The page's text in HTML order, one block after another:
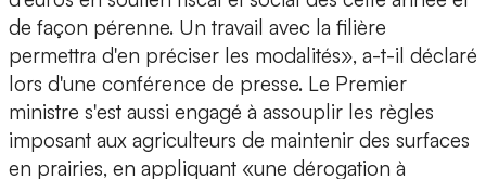
de façon pérenne. Un travail avec la filière
permettra d'en préciser les modalités», a-t-il déclaré
lors d'une conférence de presse. Le Premier
ministre s'est aussi engagé à assouplir les règles
imposant aux agriculteurs de maintenir des surfaces
en prairies, en appliquant «une dérogation à